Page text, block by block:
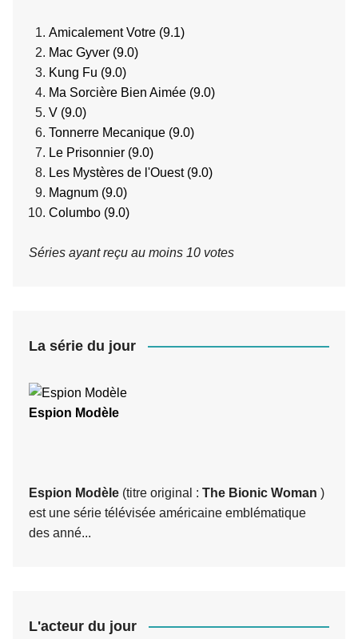
Amicalement Votre (9.1)
Mac Gyver (9.0)
Kung Fu (9.0)
Ma Sorcière Bien Aimée (9.0)
V (9.0)
Tonnerre Mecanique (9.0)
Le Prisonnier (9.0)
Les Mystères de l'Ouest (9.0)
Magnum (9.0)
Columbo (9.0)
Séries ayant reçu au moins 10 votes
La série du jour
Espion Modèle
Espion Modèle (titre original : The Bionic Woman )
est une série télévisée américaine emblématique
des anné...
L'acteur du jour